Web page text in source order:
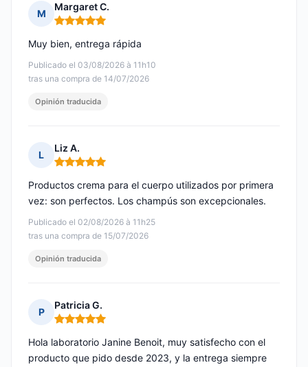
M
Margaret C.
Nota: 5 de 5
Publicado el 03/08/2026 à 11h10
tras una compra de 14/07/2026
Muy bien, entrega rápida
Opinión traducida
L
Liz A.
Nota: 5 de 5
Publicado el 02/08/2026 à 11h25
tras una compra de 15/07/2026
Productos crema para el cuerpo utilizados por primera
vez: son perfectos. Los champús son excepcionales.
Opinión traducida
P
Patricia G.
Nota: 5 de 5
Hola laboratorio Janine Benoit, muy satisfecho con el
producto que pido desde 2023, y la entrega siempre